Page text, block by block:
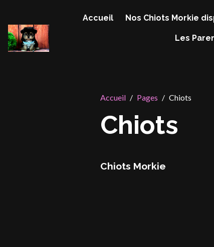
Accueil Nos Chiots Morkie
Les
Accueil Pages Chiots
Chiots
Chiots Morkie